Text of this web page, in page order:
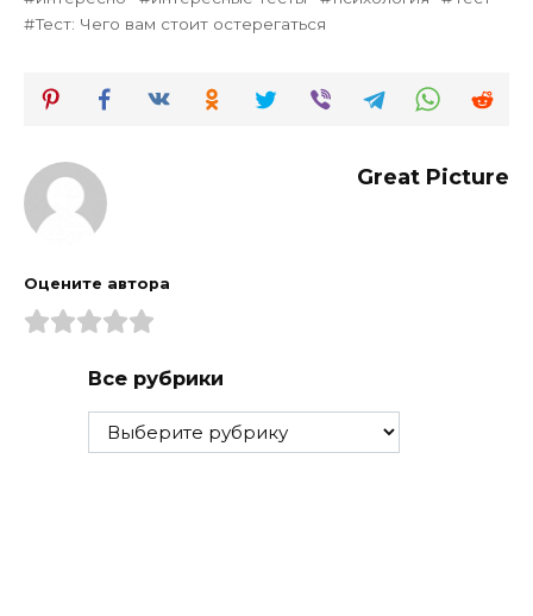
Тест: Чего вам стоит остерегаться
Great Picture
Оцените автора
Все рубрики
Все
рубрики